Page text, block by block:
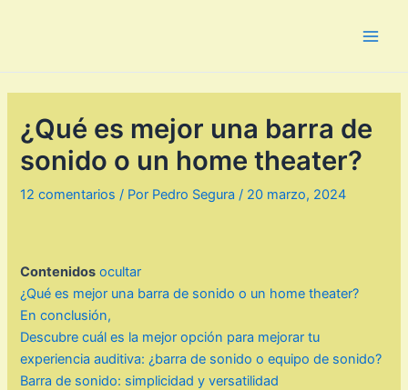
¿Qué es mejor una barra de
sonido o un home theater?
12 comentarios / Por Pedro Segura/ 20 marzo, 2024
Contenidos ocultar
¿Qué es mejor una barra de sonido o un home theater?
En conclusión,
Descubre cuál es la mejor opción para mejorar tu
experiencia auditiva: ¿barra de sonido o equipo de sonido?
Barra de sonido: simplicidad y versatilidad